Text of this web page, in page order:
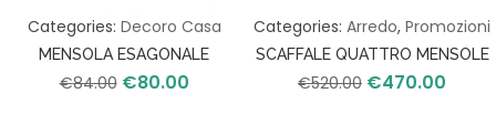
Categories: Decoro Casa
MENSOLA ESAGONALE
€84.00 Il€80.00Il
Categories: Arredo, Promozioni
SCAFFALE QUATTRO MENSOLE
€520.00 Il€470.00